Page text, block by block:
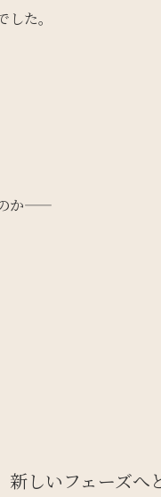
した。
のか——
しいフェーズへ